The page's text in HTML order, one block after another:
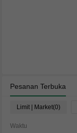
Pesanan Terbuka
Limit | Market(0)
Waktu